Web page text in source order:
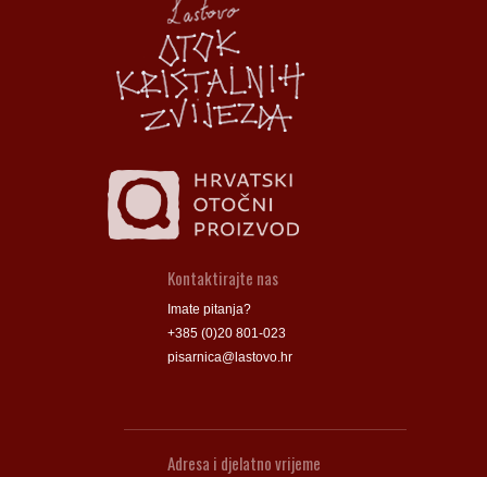
Groblje
Groblje
Kontaktirajte nas
Imate pitanja?
+385 (0)20 801-023
pisarnica@lastovo.hr
Adresa i djelatno vrijeme